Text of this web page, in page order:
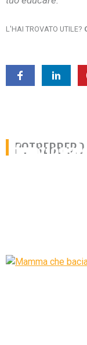
L'HAI TROVATO UTILE?